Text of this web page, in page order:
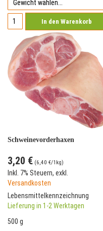
In den Warenkorb
Schweinevorderhaxen
3,20 € (6,40 €/1kg)
Inkl. 7% Steuern, exkl.
Versandkosten
Lebensmittelkennzeichnung
Lieferung in 1-2 Werktagen
500 g